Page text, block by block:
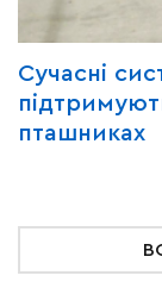
Сучасні
пташниках